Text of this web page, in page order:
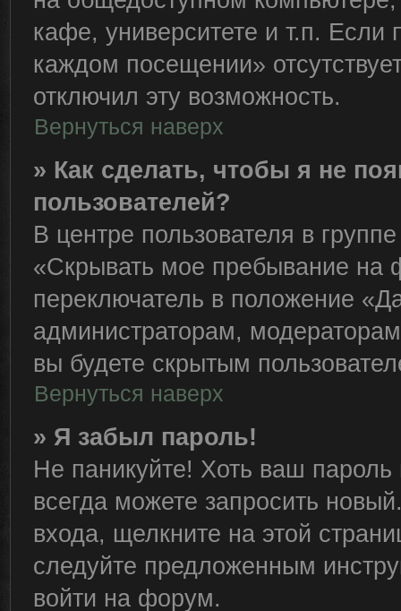
кафе, университете и т.п. Если
каждом посещении»
отключил эту возможность.
Вернуться наверх
» Как сделать, чтобы я не
пользователей?
В центре пользователя в
«Скрывать мое пребывание на
переключатель в положение
администраторам,
вы будете скрытым
Вернуться наверх
» Я забыл пароль!
Не паникуйте! Хоть ваш
всегда можете запросить
входа, щелкните на этой
следуйте предложенным
войти на форум.